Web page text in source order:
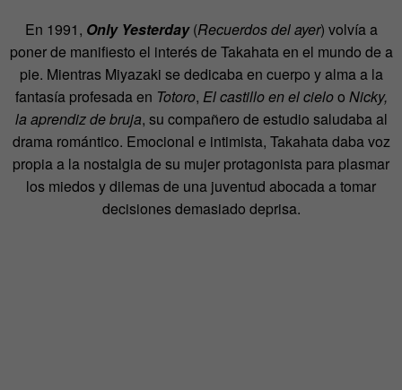
En 1991, Only Yesterday(Recuerdos del ayer) volvía a
poner de manifiesto el interés de Takahata en el mundo de a
pie. Mientras Miyazaki se dedicaba en cuerpo y alma a la
fantasía profesada en Totoro, El castillo en el cieloo Nicky,
la aprendiz de bruja, su compañero de estudio saludaba al
drama romántico. Emocional e intimista, Takahata daba voz
propia a la nostalgia de su mujer protagonista para plasmar
los miedos y dilemas de una juventud abocada a tomar
decisiones demasiado deprisa.